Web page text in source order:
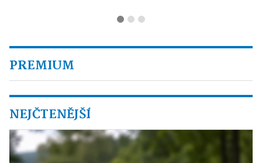
PREMIUM
NEJČTENĚJŠÍ